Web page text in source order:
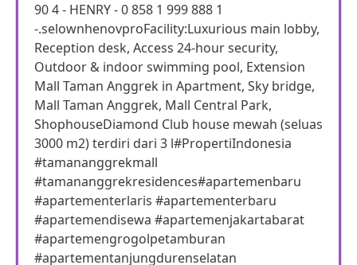
90 4 - HENRY - 0 858 1 999 888 1
-.selownhenovproFacility:Luxurious main lobby,
Reception desk, Access 24-hour security,
Outdoor & indoor swimming pool, Extension
Mall Taman Anggrek in Apartment, Sky bridge,
Mall Taman Anggrek, Mall Central Park,
ShophouseDiamond Club house mewah (seluas
3000 m2) terdiri dari 3 l#PropertiIndonesia
#tamananggrekmall
#tamananggrekresidences#apartemenbaru
#apartementerlaris #apartementerbaru
#apartemendisewa #apartemenjakartabarat
#apartemengrogolpetamburan
#apartementanjungdurenselatan